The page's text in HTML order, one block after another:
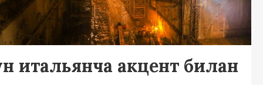
итальянча акцент билан